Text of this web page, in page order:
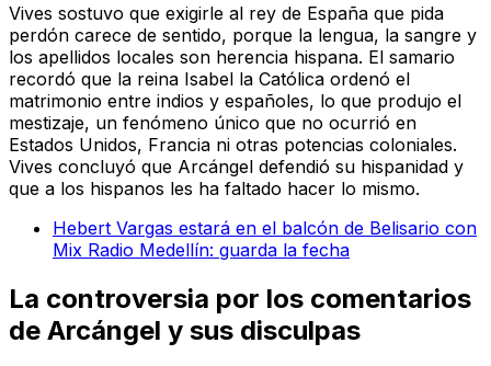
Vives sostuvo que exigirle al rey de España que pida
perdón carece de sentido, porque la lengua, la sangre y
los apellidos locales son herencia hispana. El samario
recordó que la reina Isabel la Católica ordenó el
matrimonio entre indios y españoles, lo que produjo el
mestizaje, un fenómeno único que no ocurrió en
Estados Unidos, Francia ni otras potencias coloniales.
Vives concluyó que Arcángel defendió su hispanidad y
que a los hispanos les ha faltado hacer lo mismo.
Hebert Vargas estará en el balcón de Belisario con
Mix Radio Medellín: guarda la fecha
La controversia por los comentarios
de Arcángel y sus disculpas